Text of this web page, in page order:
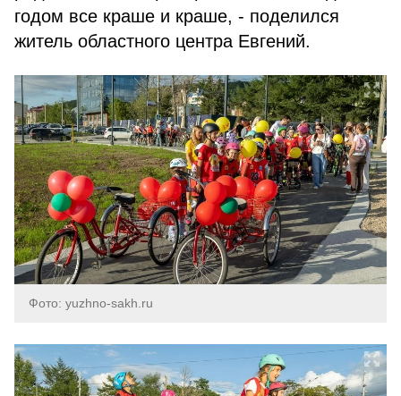
годом все краше и краше, - поделился
житель областного центра Евгений.
Фото: yuzhno-sakh.ru